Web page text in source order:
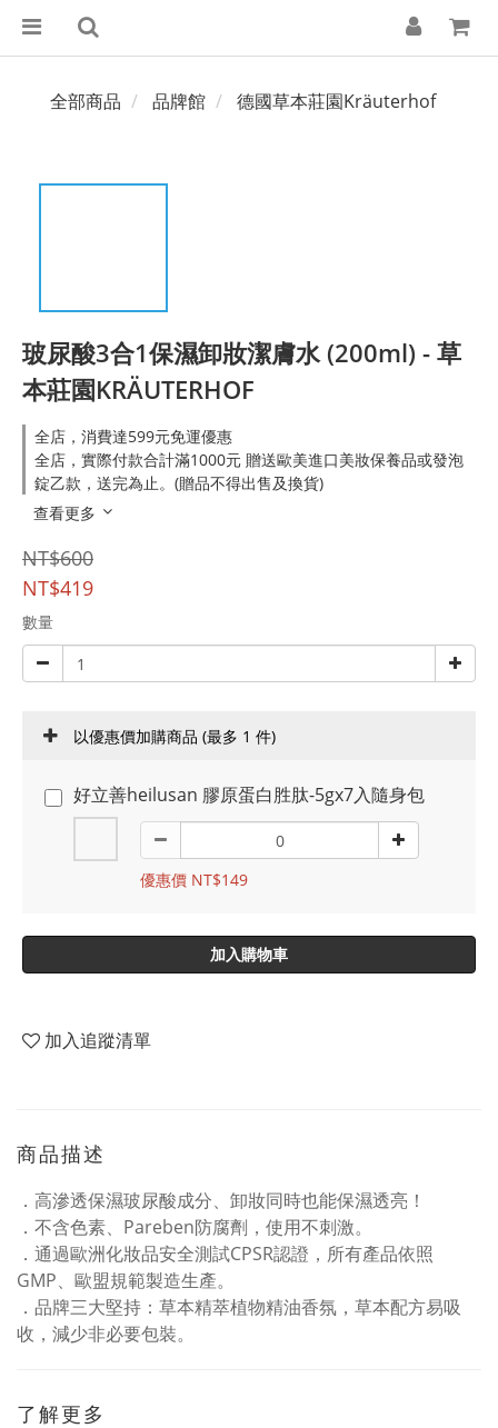
全部商品 品牌館 德國草本莊園Kräuterhof
玻尿酸3合1保濕卸妝潔膚水 (200ml) - 草
本莊園KRÄUTERHOF
全店，消費達599元免運優惠
全店，實際付款合計滿1000元 贈送歐美進口美妝保養品或發泡
錠乙款，送完為止。(贈品不得出售及換貨)
查看更多
NT$600
NT$419
數量
以優惠價加購商品 (最多 1 件)
好立善heilusan 膠原蛋白胜肽-5gx7入隨身包
優惠價 NT$149
加入購物車
加入追蹤清單
商品描述
．高滲透保濕玻尿酸成分、卸妝同時也能保濕透亮！
．不含色素、Pareben防腐劑，使用不刺激。
．通過歐洲化妝品安全測試CPSR認證，所有產品依照
GMP、歐盟規範製造生產。
．品牌三大堅持：草本精萃植物精油香氛，草本配方易吸
收，減少非必要包裝。
了解更多